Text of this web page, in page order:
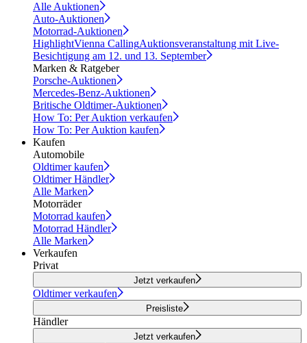
Alle Auktionen
Auto-Auktionen
Motorrad-Auktionen
HighlightVienna CallingAuktionsveranstaltung mit Live-
Besichtigung am 12. und 13. September
Marken & Ratgeber
Porsche-Auktionen
Mercedes-Benz-Auktionen
Britische Oldtimer-Auktionen
How To: Per Auktion verkaufen
How To: Per Auktion kaufen
Kaufen
Automobile
Oldtimer kaufen
Oldtimer Händler
Alle Marken
Motorräder
Motorrad kaufen
Motorrad Händler
Alle Marken
Verkaufen
Privat
Jetzt verkaufen
Oldtimer verkaufen
Preisliste
Händler
Jetzt verkaufen